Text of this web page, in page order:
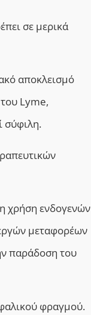
σε μερικά
αποκλεισμό
Lyme,
σύφιλη.
χρήση ενδογενών
μεταφορέων
παράδοση του
φραγμού.